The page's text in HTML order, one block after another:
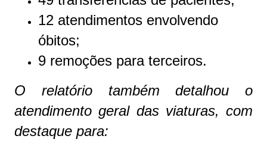
12 atendimentos envolvendo
óbitos;
9 remoções para terceiros.
O relatório também detalhou o
atendimento geral das viaturas, com
destaque para: